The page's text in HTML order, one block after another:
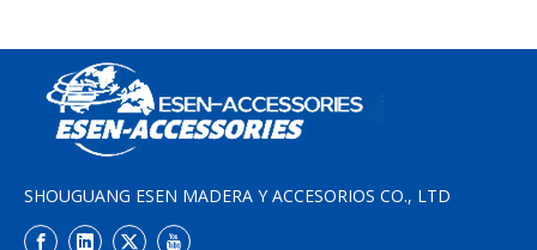
SHOUGUANG ESEN MADERA Y ACCESORIOS CO., LTD